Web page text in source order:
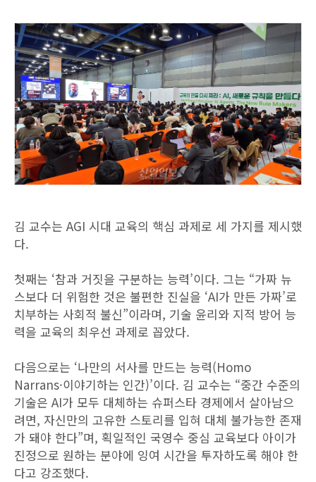
김 교수는 AGI 시대 교육의 핵심 과제로 세 가지를 제시했
다.
첫째는 ‘참과 거짓을 구분하는 능력’이다. 그는 “가짜 뉴
스보다 더 위험한 것은 불편한 진실을 ‘AI가 만든 가짜’로
치부하는 사회적 불신”이라며, 기술 윤리와 지적 방어 능
력을 교육의 최우선 과제로 꼽았다.
다음으로는 ‘나만의 서사를 만드는 능력(Homo
Narrans·이야기하는 인간)’이다. 김 교수는 “중간 수준의
기술은 AI가 모두 대체하는 슈퍼스타 경제에서 살아남으
려면, 자신만의 고유한 스토리를 입혀 대체 불가능한 존재
가 돼야 한다”며, 획일적인 국영수 중심 교육보다 아이가
진정으로 원하는 분야에 잉여 시간을 투자하도록 해야 한
다고 강조했다.